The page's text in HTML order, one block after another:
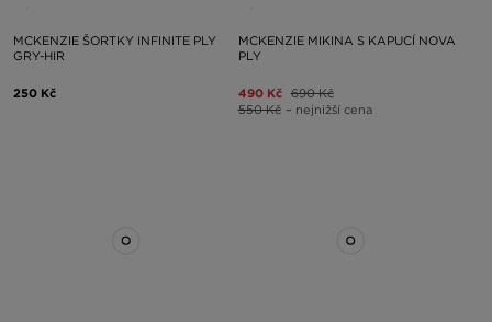
MCKENZIE ŠORTKY INFINITE PLY
GRY-HIR
250 Kč
MCKENZIE MIKINA S KAPUCÍ NOVA
PLY
490 Kč 690 Kč
550 Kč – nejnižší cena